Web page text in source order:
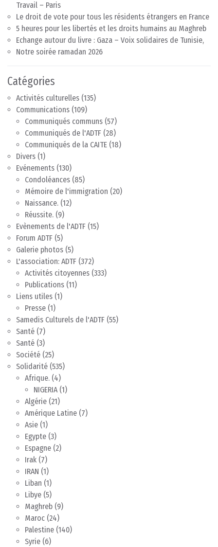
Travail – Paris
Le droit de vote pour tous les résidents étrangers en France
5 heures pour les libertés et les droits humains au Maghreb
Echange autour du livre : Gaza – Voix solidaires de Tunisie,
Notre soirée ramadan 2026
Catégories
Activités culturelles (135)
Communications (109)
Communiqués communs (57)
Communiqués de l'ADTF (28)
Communiqués de la CAITE (18)
Divers (1)
Evénements (130)
Condoléances (85)
Mémoire de l'immigration (20)
Naissance. (12)
Réussite. (9)
Evènements de l'ADTF (15)
Forum ADTF (5)
Galerie photos (5)
L'association: ADTF (372)
Activités citoyennes (333)
Publications (11)
Liens utiles (1)
Presse (1)
Samedis Culturels de l'ADTF (55)
Santé (7)
Santé (3)
Société (25)
Solidarité (535)
Afrique. (4)
NIGERIA(1)
Algérie (21)
Amérique Latine (7)
Asie (1)
Egypte (3)
Espagne (2)
Irak (7)
IRAN (1)
Liban (1)
Libye (5)
Maghreb (9)
Maroc (24)
Palestine (140)
Syrie (6)